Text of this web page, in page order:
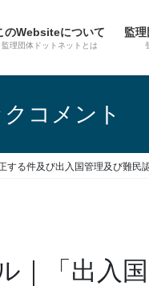
のWebsiteについて
監理団体ドットネットとは
監理
コメント
る件及び出入国管理及び難民
｜「出入